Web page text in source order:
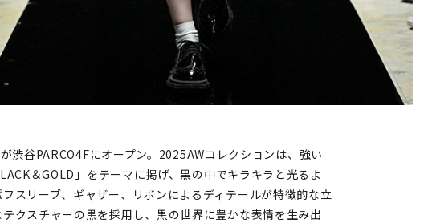
渋谷PARCO4Fにオープン。2025AWコレクションは、強い
＆GOLD」をテーマに掲げ、黒の中でキラキラと光るよ
スリーブ、ギャザー、リボンによるディテールが特徴的な立
クスチャーの黒を採用し、黒の世界に豊かな表情を生み出